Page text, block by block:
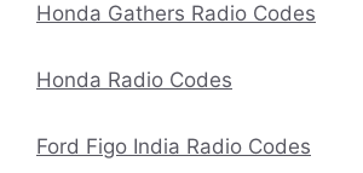
Honda Gathers Radio Codes
Honda Radio Codes
Ford Figo India Radio Codes